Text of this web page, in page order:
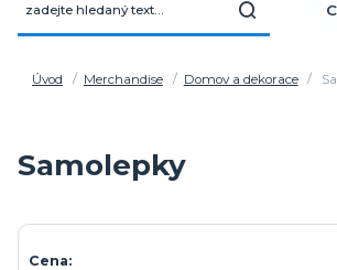
Úvod Merchandise Domov a dekorace
Samolepky
Cena: